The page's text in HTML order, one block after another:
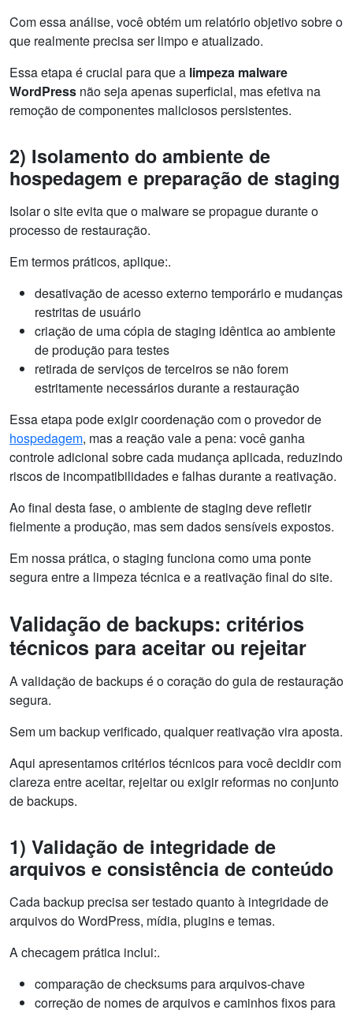
Com essa análise, você obtém um relatório objetivo sobre o
que realmente precisa ser limpo e atualizado.
Essa etapa é crucial para que a limpeza malware
WordPress não seja apenas superficial, mas efetiva na
remoção de componentes maliciosos persistentes.
2) Isolamento do ambiente de
hospedagem e preparação de staging
Isolar o site evita que o malware se propague durante o
processo de restauração.
Em termos práticos, aplique:.
desativação de acesso externo temporário e mudanças
restritas de usuário
criação de uma cópia de staging idêntica ao ambiente
de produção para testes
retirada de serviços de terceiros se não forem
estritamente necessários durante a restauração
Essa etapa pode exigir coordenação com o provedor de
hospedagem, mas a reação vale a pena: você ganha
controle adicional sobre cada mudança aplicada, reduzindo
riscos de incompatibilidades e falhas durante a reativação.
Ao final desta fase, o ambiente de staging deve refletir
fielmente a produção, mas sem dados sensíveis expostos.
Em nossa prática, o staging funciona como uma ponte
segura entre a limpeza técnica e a reativação final do site.
Validação de backups: critérios
técnicos para aceitar ou rejeitar
A validação de backups é o coração do guia de restauração
segura.
Sem um backup verificado, qualquer reativação vira aposta.
Aqui apresentamos critérios técnicos para você decidir com
clareza entre aceitar, rejeitar ou exigir reformas no conjunto
de backups.
1) Validação de integridade de
arquivos e consistência de conteúdo
Cada backup precisa ser testado quanto à integridade de
arquivos do WordPress, mídia, plugins e temas.
A checagem prática inclui:.
comparação de checksums para arquivos-chave
correção de nomes de arquivos e caminhos fixos para